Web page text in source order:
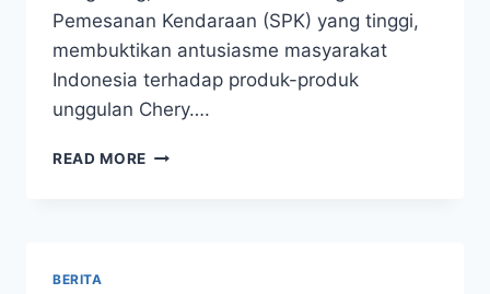
Pemesanan Kendaraan (SPK) yang tinggi,
membuktikan antusiasme masyarakat
Indonesia terhadap produk-produk
unggulan Chery….
READ MORE
BERITA